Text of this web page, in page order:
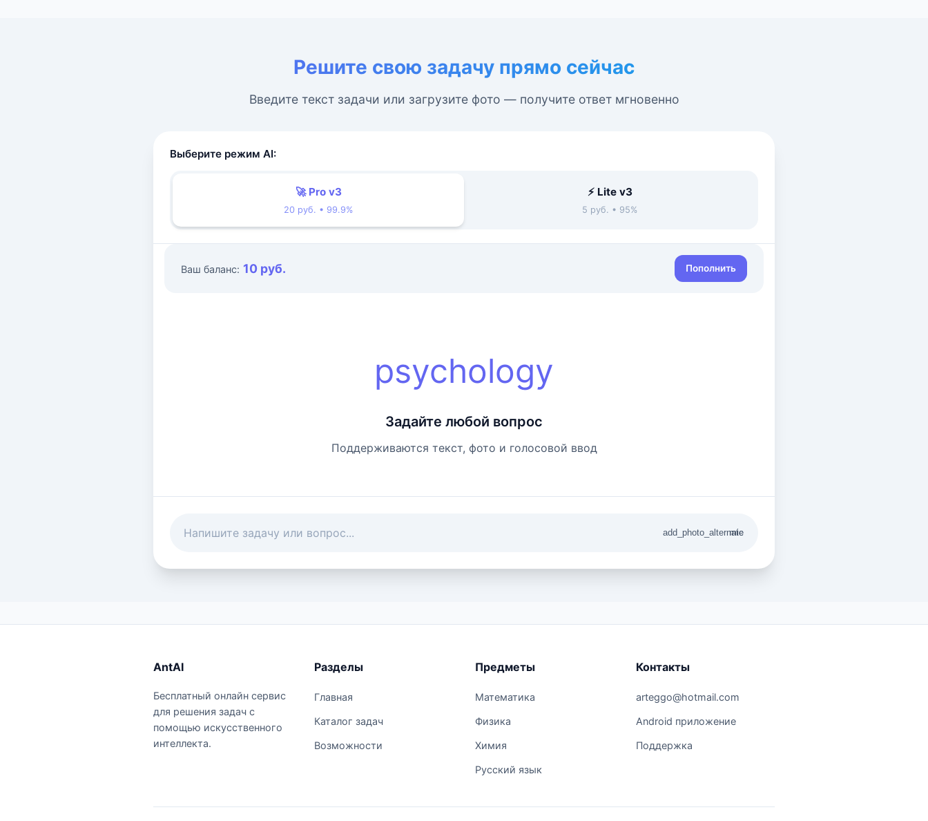
Решите свою задачу прямо сейчас
Введите текст задачи или загрузите фото — получите ответ мгновенно
Выберите режим AI:
🚀 Pro v3
20 руб. • 99.9%
⚡ Lite v3
5 руб. • 95%
Ваш баланс: 10 руб. Пополнить
psychology
Задайте любой вопрос
Поддерживаются текст, фото и голосовой ввод
add_photo_alternate
mic
AntAI
Бесплатный онлайн сервис
для решения задач с
помощью искусственного
интеллекта.
Разделы
Главная
Каталог задач
Возможности
Предметы
Математика
Физика
Химия
Русский язык
Контакты
arteggo@hotmail.com
Android приложение
Поддержка